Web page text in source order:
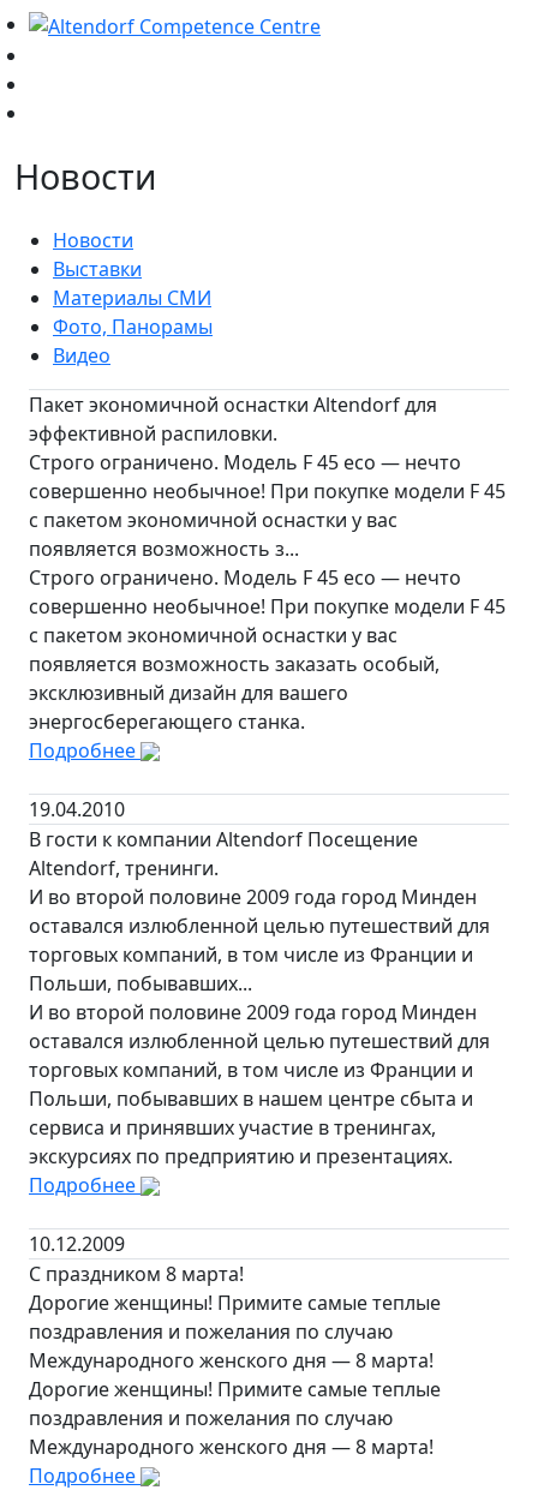
Новости
Новости
Выставки
Материалы СМИ
Фото, Панорамы
Видео
Пакет экономичной оснастки Altendorf для
эффективной распиловки.
Строго ограничено. Модель F 45 eco — нечто
совершенно необычное! При покупке модели F 45
с пакетом экономичной оснастки у вас
появляется возможность з...
Строго ограничено. Модель F 45 eco — нечто
совершенно необычное! При покупке модели F 45
с пакетом экономичной оснастки у вас
появляется возможность заказать особый,
эксклюзивный дизайн для вашего
энергосберегающего станка.
Подробнее
19.04.2010
В гости к компании Altendorf Посещение
Altendorf, тренинги.
И во второй половине 2009 года город Минден
оставался излюбленной целью путешествий для
торговых компаний, в том числе из Франции и
Польши, побывавших...
И во второй половине 2009 года город Минден
оставался излюбленной целью путешествий для
торговых компаний, в том числе из Франции и
Польши, побывавших в нашем центре сбыта и
сервиса и принявших участие в тренингах,
экскурсиях по предприятию и презентациях.
Подробнее
10.12.2009
С праздником 8 марта!
Дорогие женщины! Примите самые теплые
поздравления и пожелания по случаю
Международного женского дня — 8 марта!
Дорогие женщины! Примите самые теплые
поздравления и пожелания по случаю
Международного женского дня — 8 марта!
Подробнее